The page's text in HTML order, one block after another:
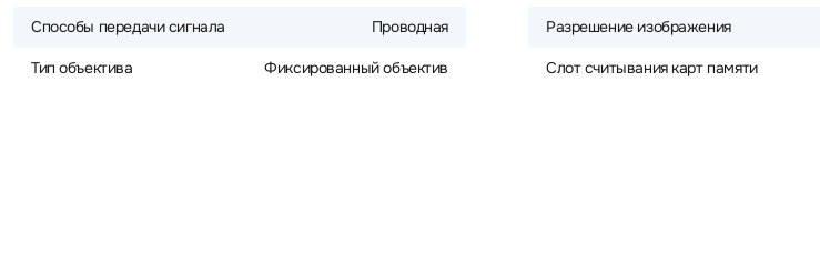
Способы передачи сигнала Проводная
Тип объектива Фиксированный объектив
Разрешение изображения
Слот считывания карт памяти